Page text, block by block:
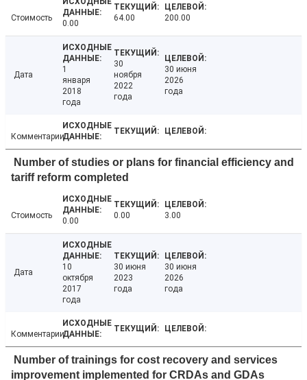
Стоимость
0.00
64.00 200.00
Дата
1
января
2018
года
30
ноября
2022
года
30 июня
2026
года
Комментарии
Number of studies or plans for financial efficiency and
tariff reform completed
Стоимость
0.00
0.00 3.00
Дата
10
октября
2017
года
30 июня
2023
года
30 июня
2026
года
Комментарии
Number of trainings for cost recovery and services
improvement implemented for CRDAs and GDAs